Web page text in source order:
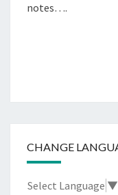
notes….
CHANGE
Select Language ▼